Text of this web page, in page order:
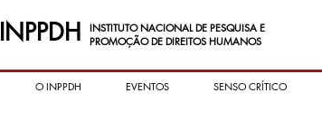
INPPDH
INSTITUTO NACIONAL DE PESQUISA E
PROMOÇÃO DE DIREITOS HUMANOS
O INPPDH EVENTOS SENSO CRÍTICO